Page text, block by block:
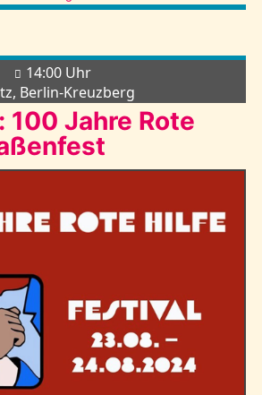
14:00 Uhr
Berlin-Kreuzberg
100 Jahre Rote